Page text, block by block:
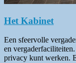
Het Kabinet
Een sfeervolle
en
privacy kunt werken.